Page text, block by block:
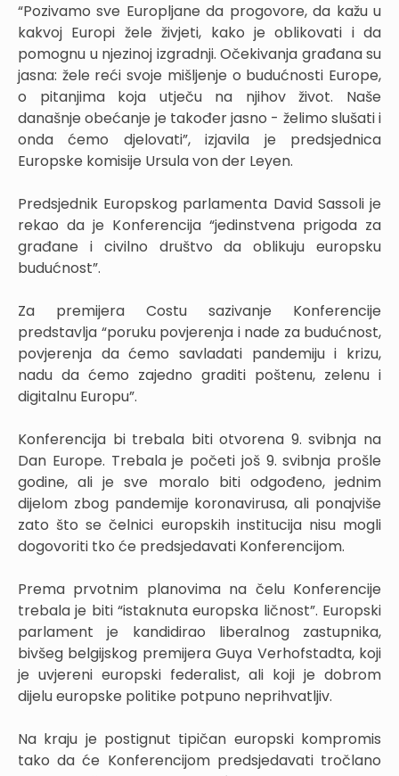
“Pozivamo sve Europljane da progovore, da kažu u
kakvoj Europi žele živjeti, kako je oblikovati i da
pomognu u njezinoj izgradnji. Očekivanja građana su
jasna: žele reći svoje mišljenje o budućnosti Europe,
o pitanjima koja utječu na njihov život. Naše
današnje obećanje je također jasno - želimo slušati i
onda ćemo djelovati”, izjavila je predsjednica
Europske komisije Ursula von der Leyen.
Predsjednik Europskog parlamenta David Sassoli je
rekao da je Konferencija “jedinstvena prigoda za
građane i civilno društvo da oblikuju europsku
budućnost”.
Za premijera Costu sazivanje Konferencije
predstavlja “poruku povjerenja i nade za budućnost,
povjerenja da ćemo savladati pandemiju i krizu,
nadu da ćemo zajedno graditi poštenu, zelenu i
digitalnu Europu”.
Konferencija bi trebala biti otvorena 9. svibnja na
Dan Europe. Trebala je početi još 9. svibnja prošle
godine, ali je sve moralo biti odgođeno, jednim
dijelom zbog pandemije koronavirusa, ali ponajviše
zato što se čelnici europskih institucija nisu mogli
dogovoriti tko će predsjedavati Konferencijom.
Prema prvotnim planovima na čelu Konferencije
trebala je biti “istaknuta europska ličnost”. Europski
parlament je kandidirao liberalnog zastupnika,
bivšeg belgijskog premijera Guya Verhofstadta, koji
je uvjereni europski federalist, ali koji je dobrom
dijelu europske politike potpuno neprihvatljiv.
Na kraju je postignut tipičan europski kompromis
tako da će Konferencijom predsjedavati tročlano